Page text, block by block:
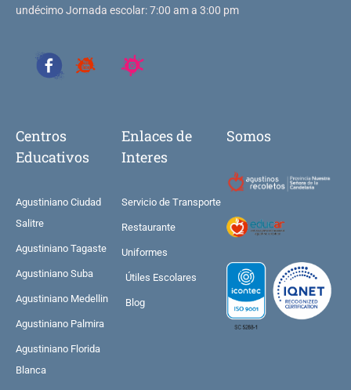
undécimo Jornada escolar: 7:00 am a 3:00 pm
Centros
Educativos
Agustiniano Ciudad
Salitre
Agustiniano Tagaste
Agustiniano Suba
Agustiniano Medellin
Agustiniano Palmira
Agustiniano Florida
Blanca
Enlaces de
Interes
Servicio de Transporte
Restaurante
Uniformes
Útiles Escolares
Blog
Somos